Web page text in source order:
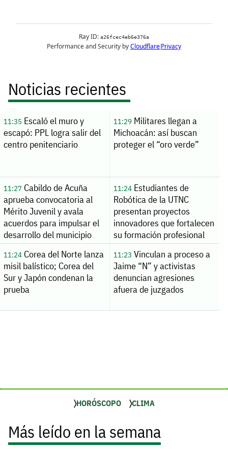
Noticias recientes
11:35Escaló el muro y
escapó: PPL logra salir del
centro penitenciario
11:29Militares llegan a
Michoacán: así buscan
proteger el “oro verde”
11:27Cabildo de Acuña
aprueba convocatoria al
Mérito Juvenil y avala
acuerdos para impulsar el
desarrollo del municipio
11:24Estudiantes de
Robótica de la UTNC
presentan proyectos
innovadores que fortalecen
su formación profesional
11:24Corea del Norte lanza
misil balístico; Corea del
Sur y Japón condenan la
prueba
11:23 Vinculan a proceso a
Jaime “N” y activistas
denuncian agresiones
afuera de juzgados
HORÓSCOPO CLIMA
Más leído en la semana